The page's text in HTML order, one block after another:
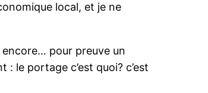
local, et je ne
encore… pour preuve un
le portage c’est quoi? c’est